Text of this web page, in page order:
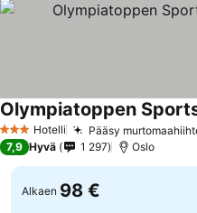
3 Tähtiluokitus
Hotelli Pääsy
Olympiatoppen
7,9 Hyvä 1 297 Oslo
Alkaen 98 €